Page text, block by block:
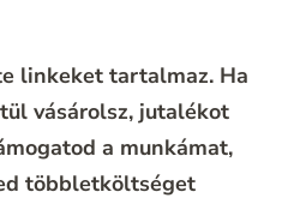
linkeket tartalmaz. Ha
vásárolsz, jutalékot
a munkámat,
többletköltséget